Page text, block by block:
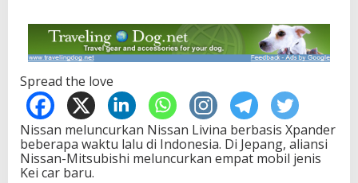
Spread the love
Nissan meluncurkan Nissan Livina berbasis Xpander
beberapa waktu lalu di Indonesia. Di Jepang, aliansi
Nissan-Mitsubishi meluncurkan empat mobil jenis
Kei car baru.